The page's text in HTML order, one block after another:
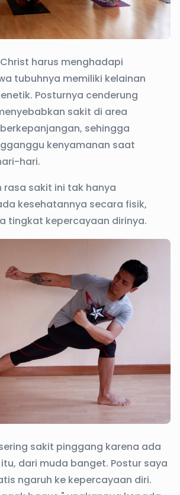
harus menghadapi
tubuhnya memiliki kelainan
Posturnya cenderung
sakit di area
sehingga
kenyamanan saat
hari.
rasa sakit ini tak hanya
kesehatannya secara fisik,
tingkat kepercayaan dirinya.
sakit pinggang karena ada
dari muda banget. Postur saya
ngaruh ke kepercayaan diri.